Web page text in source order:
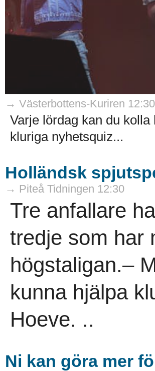
→ Västerbottens-Kuriren 12:30
Varje lördag kan du
kluriga nyhetsquiz...
Holländsk
→ Piteå Tidningen 12:30
Tre anfallare
tredje som har
högstaligan.–
kunna hjälpa
Hoeve. ..
Ni kan göra mer